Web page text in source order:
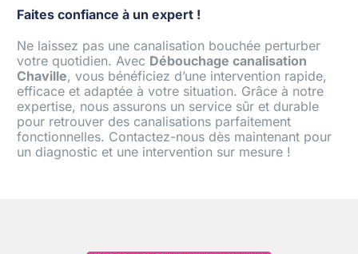
Faites confiance à un expert !
Ne laissez pas une canalisation bouchée perturber
votre quotidien. Avec Débouchage canalisation
Chaville, vous bénéficiez d’une intervention rapide,
efficace et adaptée à votre situation. Grâce à notre
expertise, nous assurons un service sûr et durable
pour retrouver des canalisations parfaitement
fonctionnelles. Contactez-nous dès maintenant pour
un diagnostic et une intervention sur mesure !